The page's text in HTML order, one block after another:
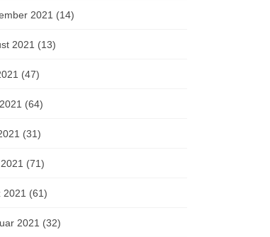
2021 (14)
2021 (13)
(47)
(64)
(31)
(71)
2021 (61)
2021 (32)